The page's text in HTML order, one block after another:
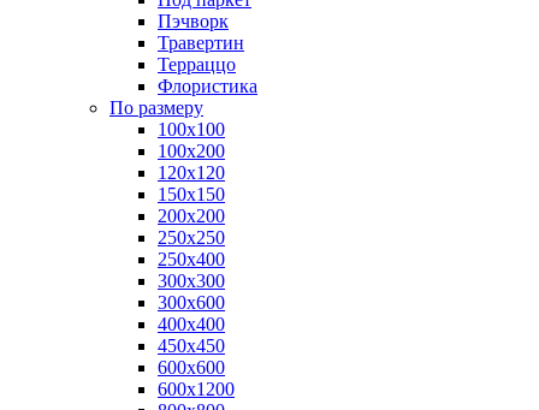
Пэчворк
Травертин
Терраццо
Флористика
По размеру
100х100
100х200
120х120
150х150
200х200
250х250
250х400
300х300
300х600
400х400
450х450
600х600
600х1200